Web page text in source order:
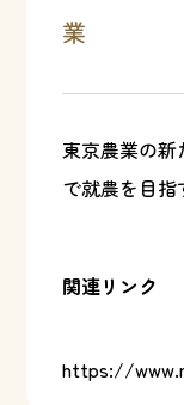
業
東京農業の
で就農を目
関連リンク
https://